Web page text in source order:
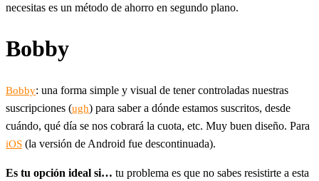
necesitas es un método de ahorro en segundo plano.
Bobby
Bobby: una forma simple y visual de tener controladas nuestras
suscripciones (ugh) para saber a dónde estamos suscritos, desde
cuándo, qué día se nos cobrará la cuota, etc. Muy buen diseño. Para
iOS (la versión de Android fue descontinuada).
Es tu opción ideal si… tu problema es que no sabes resistirte a esta